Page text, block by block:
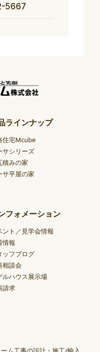
5667
ラインナップ
住宅Mcube
サシリーズ
積みの家
サ平屋の家
フォメーション
ント／見学会情報
情報
ッフブログ
相談会
ルハウス展示場
請求